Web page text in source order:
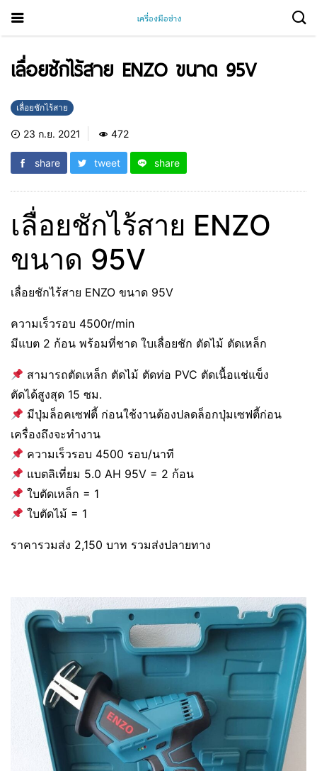
เลื่อยชักไร้สาย ENZO ขนาด 95V
เลื่อยชักไร้สาย
23 ก.ย. 2021 472
share tweet share
เลื่อยชักไร้สาย ENZO
ขนาด 95V
เลื่อยชักไร้สาย ENZO ขนาด 95V
ความเร็วรอบ 4500r/min
มีแบต 2 ก้อน พร้อมที่ชาด ใบเลื่อยชัก ตัดไม้ ตัดเหล็ก
สามารถตัดเหล็ก ตัดไม้ ตัดท่อ PVC ตัดเนื้อแช่แข็ง
ตัดได้สูงสุด 15 ซม.
มีปุ่มล็อคเซฟตี้ ก่อนใช้งานต้องปลดล็อกปุ่มเซฟตี้ก่อน
เครื่องถึงจะทำงาน
ความเร็วรอบ 4500 รอบ/นาที
แบตลิเที่ยม 5.0 AH 95V = 2 ก้อน
ใบตัดเหล็ก = 1
ใบตัดไม้ = 1
ราคารวมส่ง 2,150 บาท รวมส่งปลายทาง